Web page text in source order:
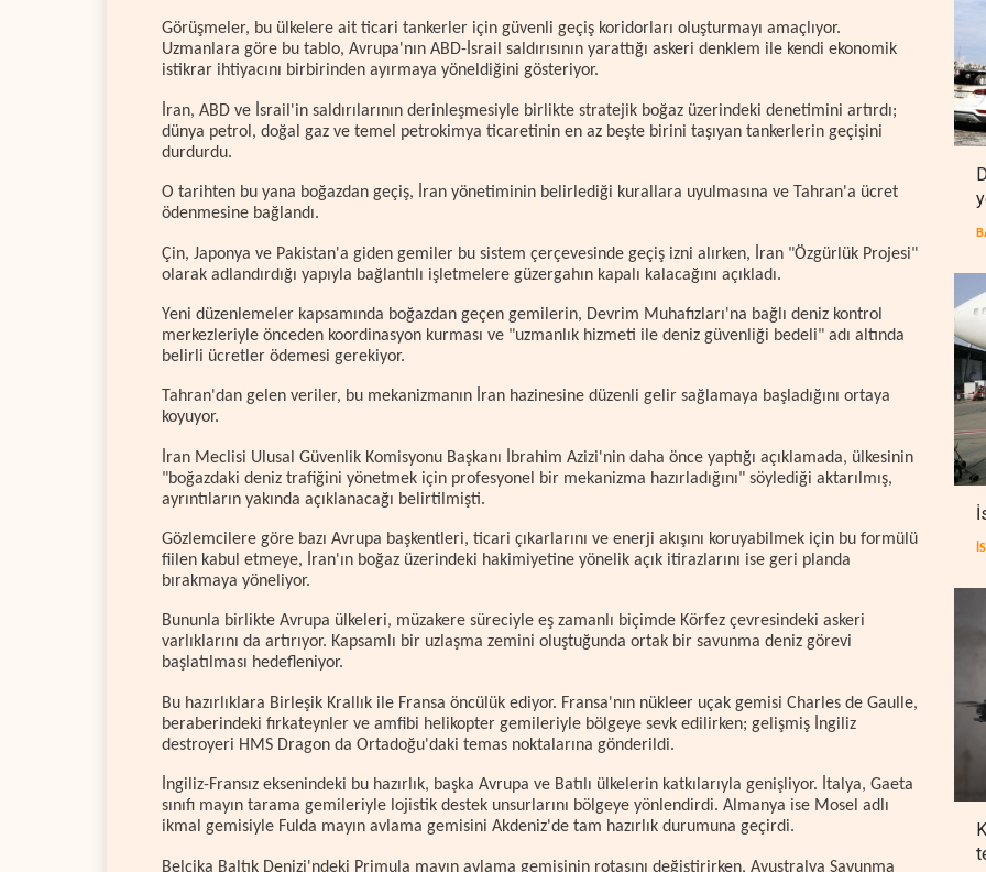
Görüşmeler, bu ülkelere ait ticari tankerler için güvenli geçiş koridorları oluşturmayı amaçlıyor.
Uzmanlara göre bu tablo, Avrupa'nın ABD-İsrail saldırısının yarattığı askeri denklem ile kendi ekonomik
istikrar ihtiyacını birbirinden ayırmaya yöneldiğini gösteriyor.
İran, ABD ve İsrail'in saldırılarının derinleşmesiyle birlikte stratejik boğaz üzerindeki denetimini artırdı;
dünya petrol, doğal gaz ve temel petrokimya ticaretinin en az beşte birini taşıyan tankerlerin geçişini
durdurdu.
O tarihten bu yana boğazdan geçiş, İran yönetiminin belirlediği kurallara uyulmasına ve Tahran'a ücret
ödenmesine bağlandı.
Çin, Japonya ve Pakistan'a giden gemiler bu sistem çerçevesinde geçiş izni alırken, İran "Özgürlük Projesi"
olarak adlandırdığı yapıyla bağlantılı işletmelere güzergahın kapalı kalacağını açıkladı.
Yeni düzenlemeler kapsamında boğazdan geçen gemilerin, Devrim Muhafızları'na bağlı deniz kontrol
merkezleriyle önceden koordinasyon kurması ve "uzmanlık hizmeti ile deniz güvenliği bedeli" adı altında
belirli ücretler ödemesi gerekiyor.
Tahran'dan gelen veriler, bu mekanizmanın İran hazinesine düzenli gelir sağlamaya başladığını ortaya
koyuyor.
İran Meclisi Ulusal Güvenlik Komisyonu Başkanı İbrahim Azizi'nin daha önce yaptığı açıklamada, ülkesinin
"boğazdaki deniz trafiğini yönetmek için profesyonel bir mekanizma hazırladığını" söylediği aktarılmış,
ayrıntıların yakında açıklanacağı belirtilmişti.
Gözlemcilere göre bazı Avrupa başkentleri, ticari çıkarlarını ve enerji akışını koruyabilmek için bu formülü
fiilen kabul etmeye, İran'ın boğaz üzerindeki hakimiyetine yönelik açık itirazlarını ise geri planda
bırakmaya yöneliyor.
Bununla birlikte Avrupa ülkeleri, müzakere süreciyle eş zamanlı biçimde Körfez çevresindeki askeri
varlıklarını da artırıyor. Kapsamlı bir uzlaşma zemini oluştuğunda ortak bir savunma deniz görevi
başlatılması hedefleniyor.
Bu hazırlıklara Birleşik Krallık ile Fransa öncülük ediyor. Fransa'nın nükleer uçak gemisi Charles de Gaulle,
beraberindeki fırkateynler ve amfibi helikopter gemileriyle bölgeye sevk edilirken; gelişmiş İngiliz
destroyeri HMS Dragon da Ortadoğu'daki temas noktalarına gönderildi.
İngiliz-Fransız eksenindeki bu hazırlık, başka Avrupa ve Batılı ülkelerin katkılarıyla genişliyor. İtalya, Gaeta
sınıfı mayın tarama gemileriyle lojistik destek unsurlarını bölgeye yönlendirdi. Almanya ise Mosel adlı
ikmal gemisiyle Fulda mayın avlama gemisini Akdeniz'de tam hazırlık durumuna geçirdi.
Belçika Baltık Denizi'ndeki Primula mayın avlama gemisinin rotasını değiştirirken, Avustralya Savunma